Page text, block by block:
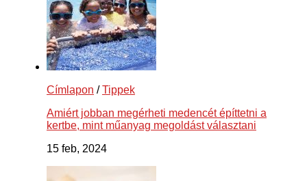
Címlapon /Tippek
Amiért jobban megérheti medencét építtetni a
kertbe, mint műanyag megoldást választani
15 feb, 2024